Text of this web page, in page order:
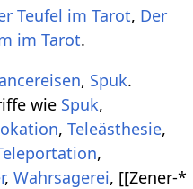
Teufel im Tarot, Der
im Tarot.
, Spuk.
wie Spuk,
,Teleästhesie,
,
,Wahrsagerei, [[Zener-*